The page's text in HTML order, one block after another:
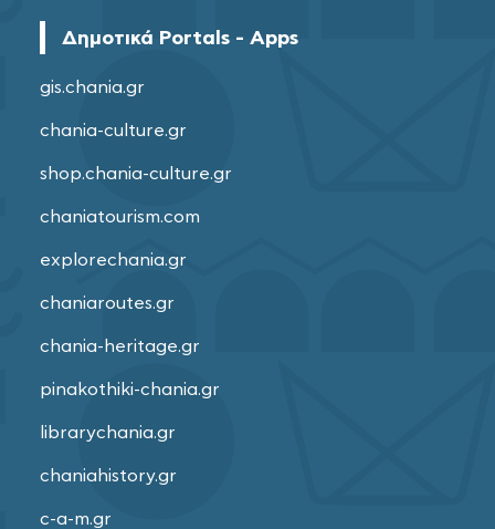
Δημοτικά Portals - Apps
gis.chania.gr
chania-culture.gr
shop.chania-culture.gr
chaniatourism.com
explorechania.gr
chaniaroutes.gr
chania-heritage.gr
pinakothiki-chania.gr
librarychania.gr
chaniahistory.gr
c-a-m.gr